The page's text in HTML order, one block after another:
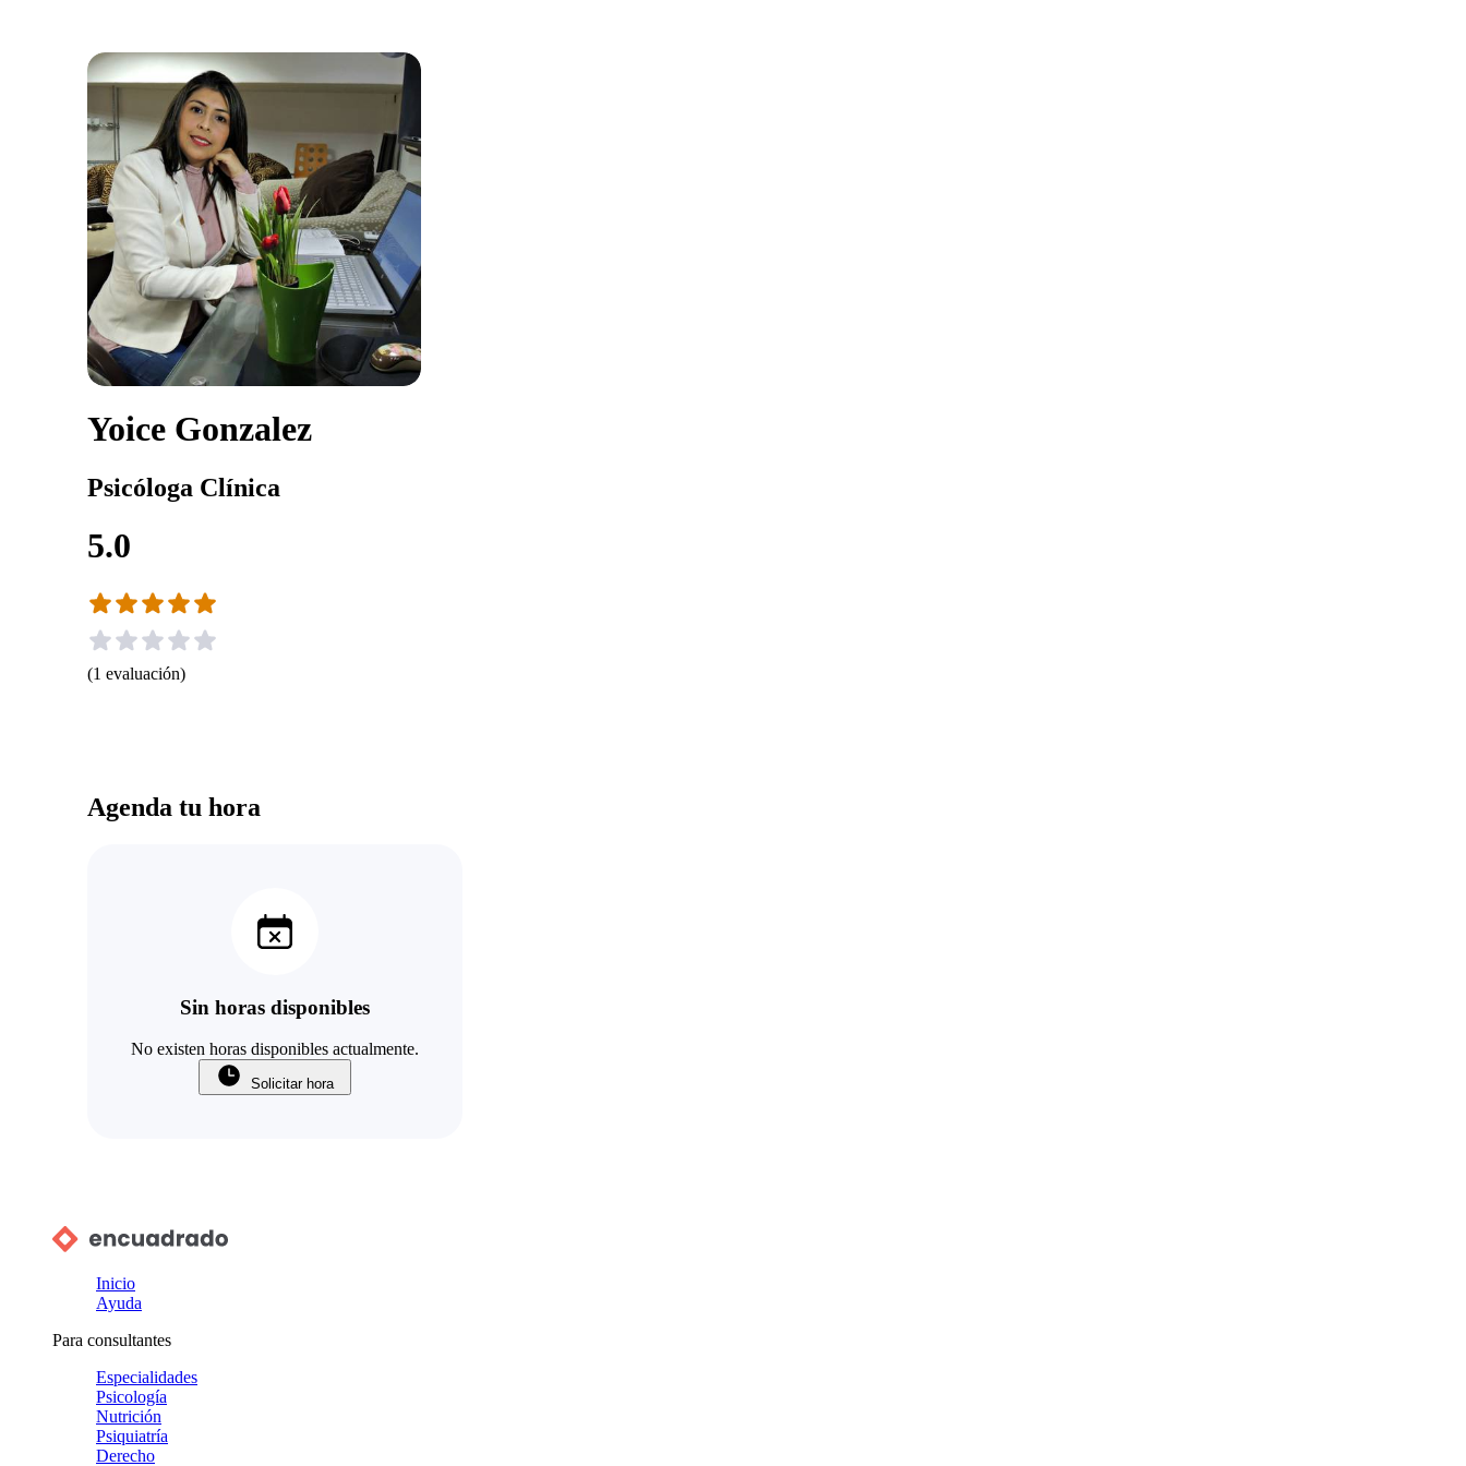
Yoice Gonzalez
Psicóloga Clínica
5.0
(1 evaluación)
Agenda tu hora
Sin horas disponibles
No existen horas disponibles actualmente.
Solicitar hora
Inicio
Ayuda
Para consultantes
Especialidades
Psicología
Nutrición
Psiquiatría
Derecho